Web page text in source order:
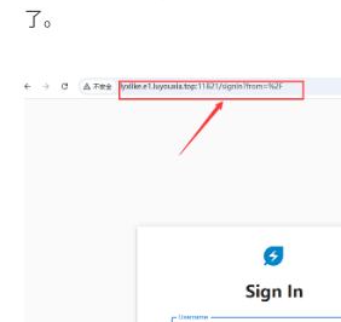
了。